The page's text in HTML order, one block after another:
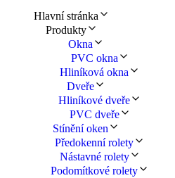
Hlavní stránka
Produkty
Okna
PVC okna
Hliníková okna
Dveře
Hliníkové dveře
PVC dveře
Stínění oken
Předokenní rolety
Nástavné rolety
Podomítkové rolety